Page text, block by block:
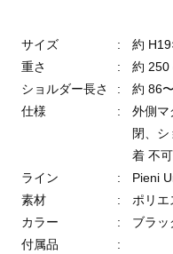
サイズ :
約
重さ
:
約 250
ショルダー長さ
:
約 86
仕様
:
外側マ
閉、シ
着 不
ライン
:
Pieni
素材
:
ポリエ
カラー
:
ブラッ
付属品
: